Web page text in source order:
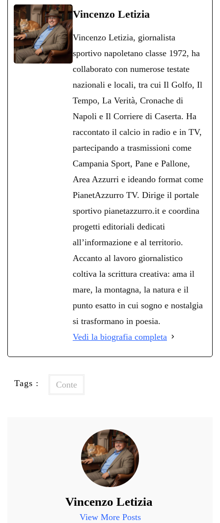
bo
ok
tte
r
ts
A
pp
gr
m
ed di
di
Vincenzo Letizia
Vincenzo Letizia, giornalista
sportivo napoletano classe 1972, ha
collaborato con numerose testate
nazionali e locali, tra cui Il Golfo, Il
Tempo, La Verità, Cronache di
Napoli e Il Corriere di Caserta. Ha
raccontato il calcio in radio e in TV,
partecipando a trasmissioni come
Campania Sport, Pane e Pallone,
Area Azzurri e ideando format come
PianetAzzurro TV. Dirige il portale
sportivo pianetazzurro.it e coordina
progetti editoriali dedicati
all’informazione e al territorio.
Accanto al lavoro giornalistico
coltiva la scrittura creativa: ama il
mare, la montagna, la natura e il
punto esatto in cui sogno e nostalgia
si trasformano in poesia.
Vedi la biografia completa
Tags : Conte
Vincenzo Letizia
View More Posts